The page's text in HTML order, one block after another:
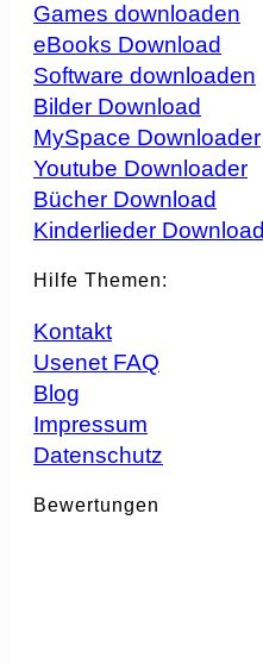
Games downloaden
eBooks Download
Software downloaden
Bilder Download
MySpace Downloader
Youtube Downloader
Bücher Download
Kinderlieder Download
Hilfe Themen:
Kontakt
Usenet FAQ
Blog
Impressum
Datenschutz
Bewertungen